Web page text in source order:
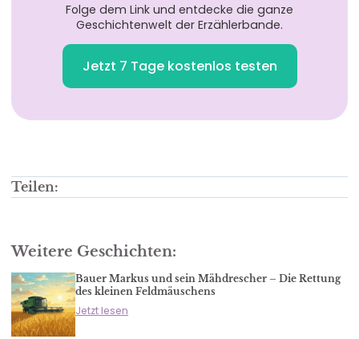
Folge dem Link und entdecke die ganze
Geschichtenwelt der Erzählerbande.
Jetzt 7 Tage kostenlos testen
Teilen:
Weitere Geschichten:
Bauer Markus und sein Mähdrescher – Die Rettung
des kleinen Feldmäuschens
Jetzt lesen